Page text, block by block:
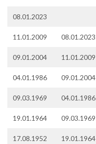
08.01.2023
11.01.2009 08.01.2023
09.01.2004 11.01.2009
04.01.1986 09.01.2004
09.03.1969 04.01.1986
19.01.1964 09.03.1969
17.08.1952 19.01.1964